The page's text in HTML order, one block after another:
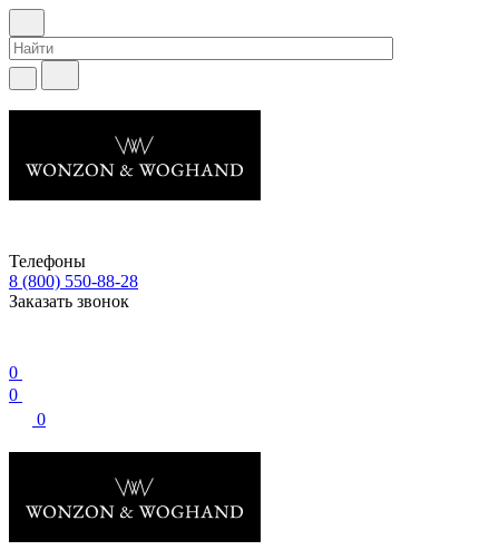
Телефоны
8 (800) 550-88-28
Заказать звонок
0
0
0